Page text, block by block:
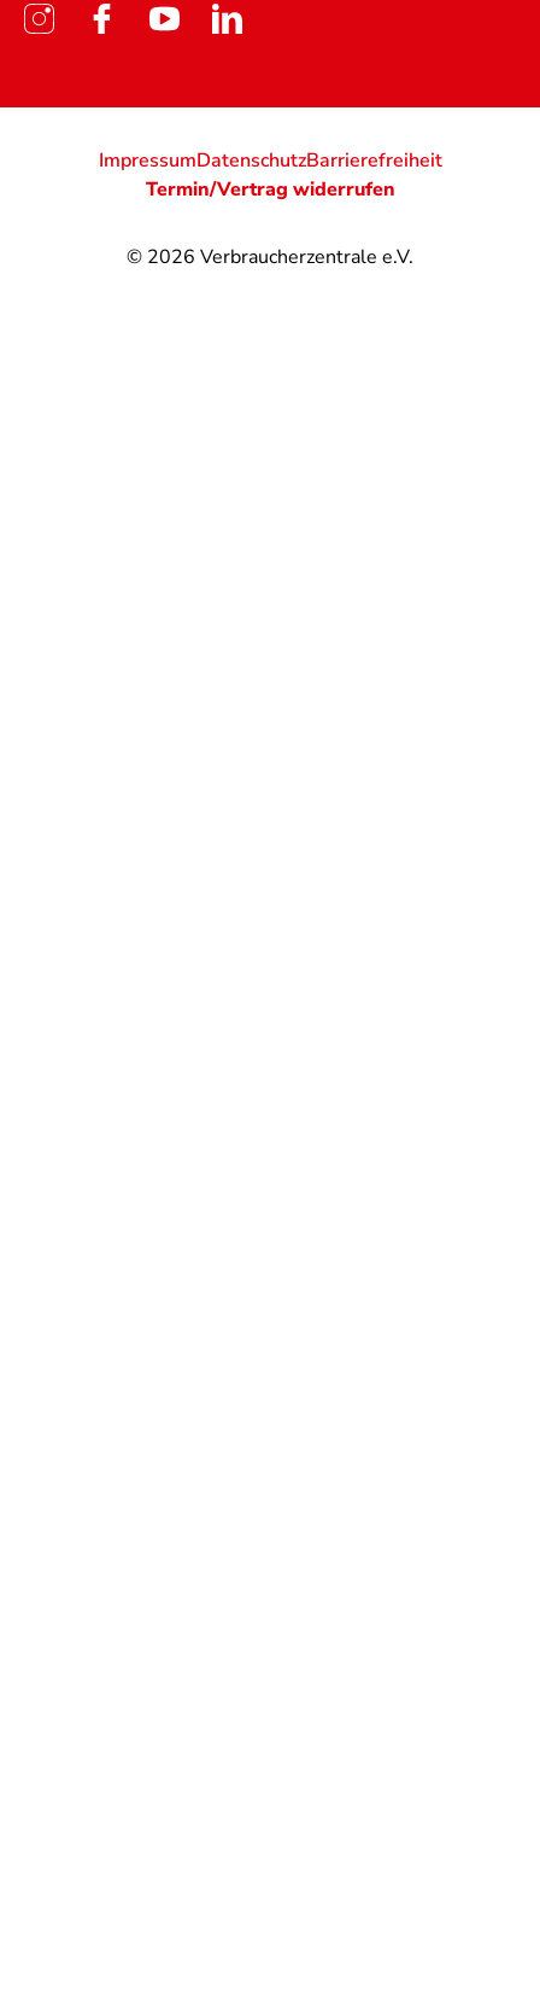
© 2026 Verbraucherzentrale e.V.
ImpressumDatenschutzBarrierefreiheit
Termin/Vertrag widerrufen